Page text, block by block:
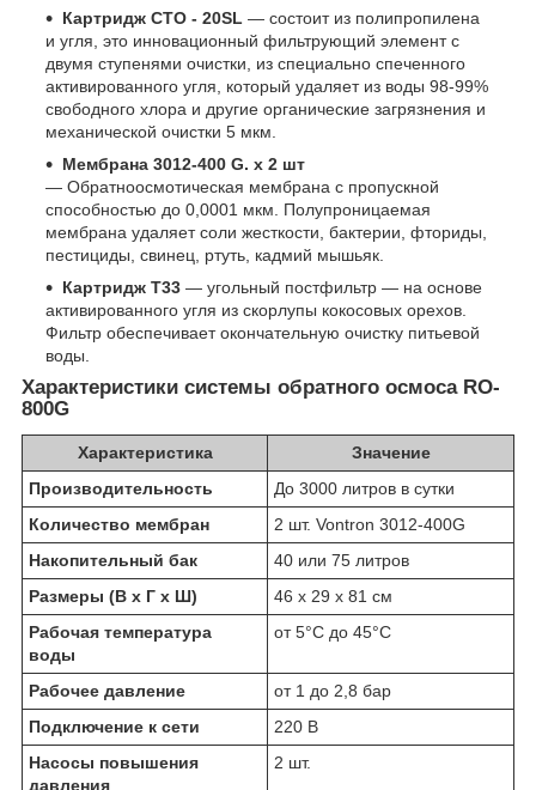
Картридж СТО - 20SL — состоит из полипропилена
и угля, это инновационный фильтрующий элемент с
двумя ступенями очистки, из специально спеченного
активированного угля, который удаляет из воды 98-99%
свободного хлора и другие органические загрязнения и
механической очистки 5 мкм.
Мембрана 3012-400 G. х 2 шт
— Обратноосмотическая мембрана с пропускной
способностью до 0,0001 мкм. Полупроницаемая
мембрана удаляет соли жесткости, бактерии, фториды,
пестициды, свинец, ртуть, кадмий мышьяк.
Картридж Т33 — угольный постфильтр — на основе
активированного угля из скорлупы кокосовых орехов.
Фильтр обеспечивает окончательную очистку питьевой
воды.
Характеристики системы обратного осмоса RO-
800G
Характеристика
Значение
Производительность
До 3000 литров в сутки
Количество мембран
2 шт. Vontron 3012-400G
Накопительный бак
40 или 75 литров
Размеры (В x Г x Ш)
46 х 29 х 81 см
Рабочая температура
воды
от 5°C до 45°C
Рабочее давление
от 1 до 2,8 бар
Подключение к сети
220 В
Насосы повышения
давления
2 шт.